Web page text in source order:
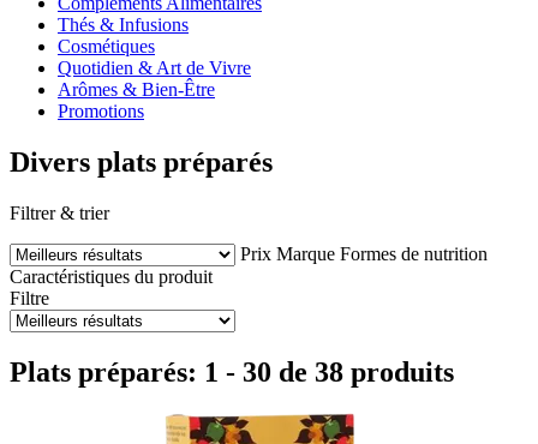
Thés & Infusions
Cosmétiques
Quotidien & Art de Vivre
Arômes & Bien-Être
Promotions
Divers plats préparés
Filtrer & trier
Prix Marque Formes de nutrition
Caractéristiques du produit
Filtre
Plats préparés: 1 - 30 de 38 produits